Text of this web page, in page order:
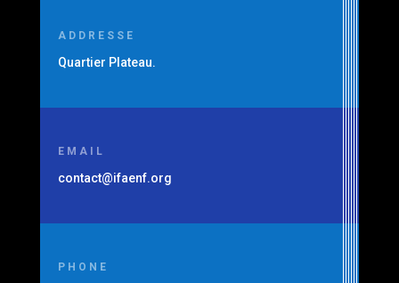
ADDRESSE
Quartier Plateau.
EMAIL
contact@ifaenf.org
PHONE